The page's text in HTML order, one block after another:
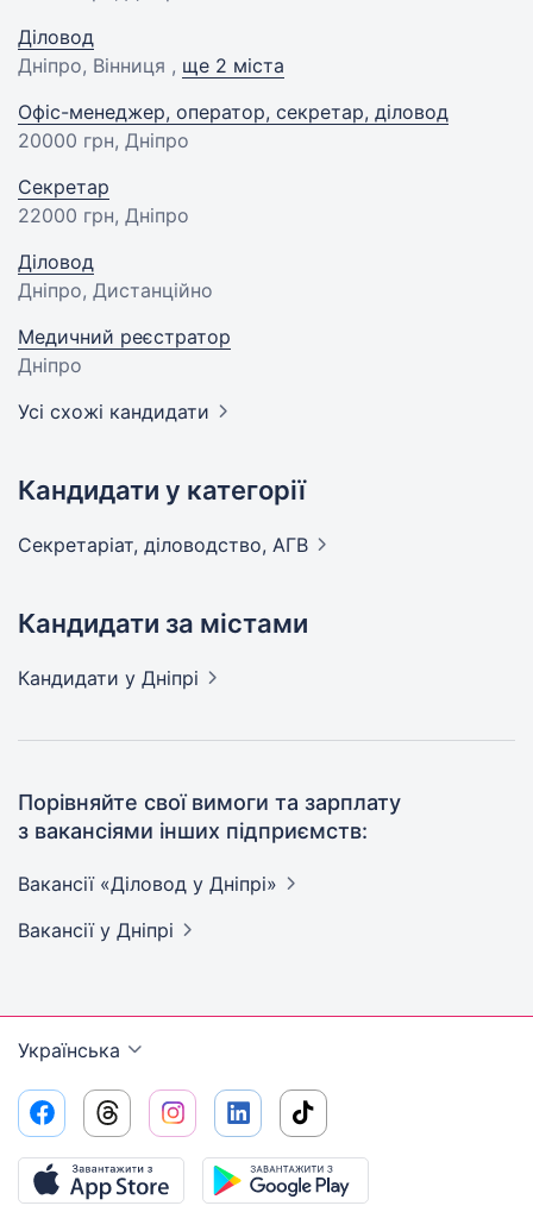
Діловод
Дніпро, Вінниця , ще 2 міста
Офіс-менеджер, оператор, секретар, діловод
20000 грн, Дніпро
Секретар
22000 грн, Дніпро
Діловод
Дніпро, Дистанційно
Медичний реєстратор
Дніпро
Усі схожі кандидати
Кандидати у категорії
Секретаріат, діловодство, АГВ
Кандидати за містами
Кандидати у Дніпрі
Порівняйте свої вимоги та зарплату
з вакансіями інших підприємств:
Вакансії «Діловод у Дніпрі»
Вакансії у Дніпрі
Українська